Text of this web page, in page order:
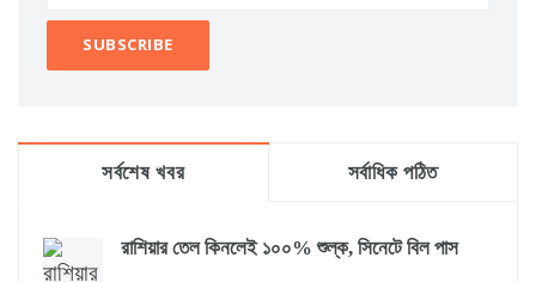
সর্বশেষ খবর সর্বাধিক পঠিত
রাশিয়ার তেল কিনলেই ১০০% শুল্ক, সিনেটে বিল পাস